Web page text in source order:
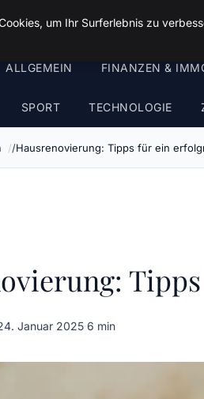
ALLGEMEIN FINANZEN &
SPORT TECHNOLOGIE
Hausrenovierung: Tipps für ein
Januar 2025·6 min
um Ihr Surferlebnis zu